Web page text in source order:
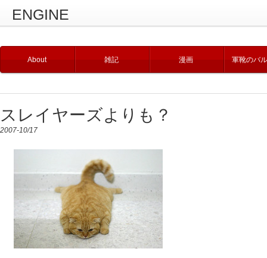
ENGINE
About 雑記 漫画 軍靴のバ
スレイヤーズよりも？
2007-10/17